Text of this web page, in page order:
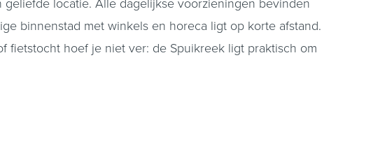
locatie. Alle dagelijkse voorzieningen bevinden
binnenstad met winkels en horeca ligt op korte afstand.
fietstocht hoef je niet ver: de Spuikreek ligt praktisch om